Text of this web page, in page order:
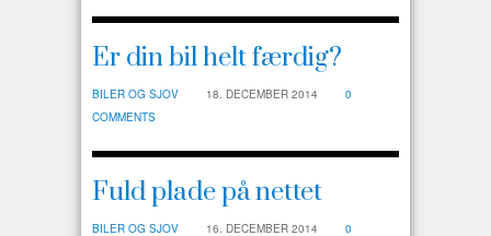
Er din bil helt færdig?
BILER OG SJOV 18. DECEMBER 2014
0
COMMENTS
Fuld plade på nettet
BILER OG SJOV 16. DECEMBER 2014
0